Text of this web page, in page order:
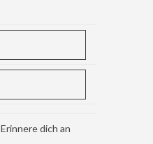
Erinnere dich an